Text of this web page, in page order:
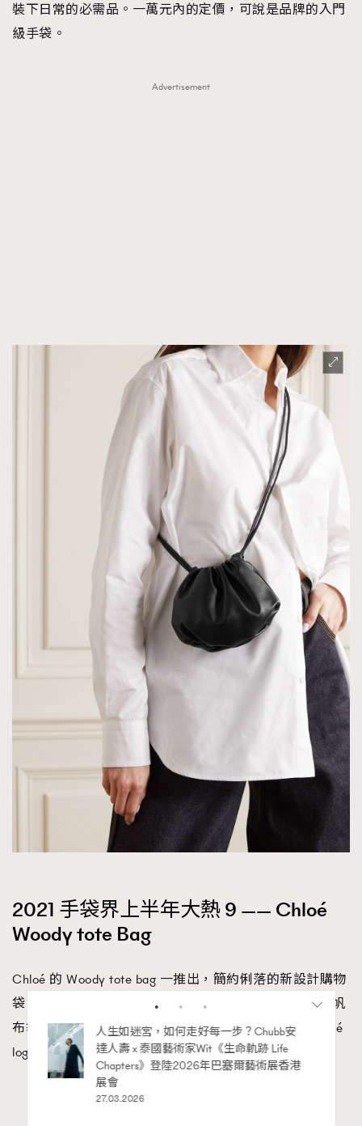
裝下日常的必需品。一萬元內的定價，可說是品牌的入門
級手袋。
Advertisement
2021 手袋界上半年大熱 9 —— Chloé
Woody tote Bag
Chloé 的 Woody tote bag 一推出，簡約俐落的新設計購物
袋，就讓不少辦公室女士眼前一亮。用十分挺身布料的帆
布袋，綴以小皮革線條令外型更堅挺，配合亮眼的 Chloé
logo 布條，令人一眼辨別，大大提高性價比。
小技
人生如迷宮，如何走好每一步？Chubb安
達人壽 x 泰國藝術家Wit《生命軌跡 Life
Chapters》登陸2026年巴塞爾藝術展香港
展會
27.03.2026